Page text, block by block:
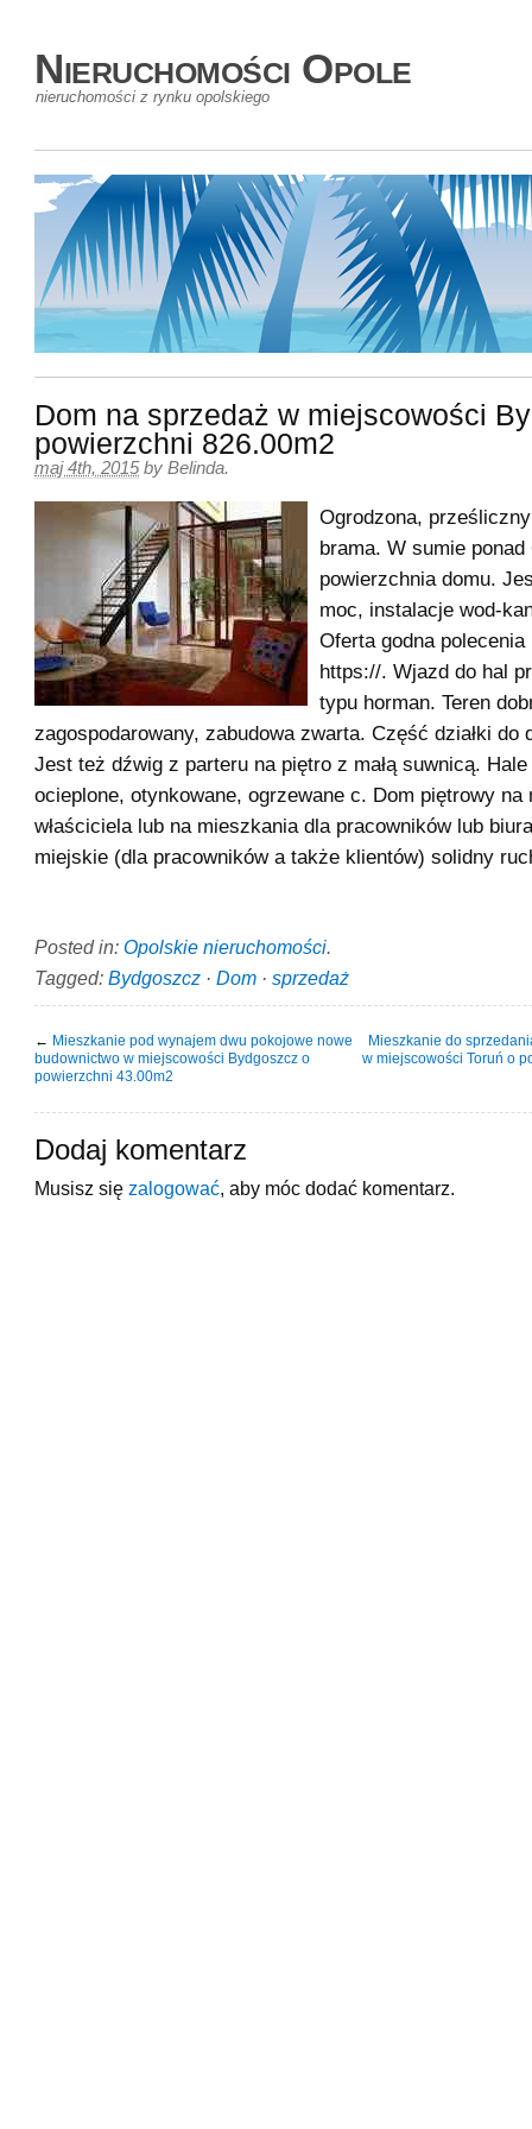
Nieruchomości Opole
nieruchomości z rynku opolskiego
Dom na sprzedaż w miejscowości
powierzchni 826.00m2
maj 4th, 2015 by Belinda.
Ogrodzona,
brama. W sumie ponad
powierzchnia domu.
moc, instalacje wod-
Oferta godna
https://. Wjazd do hal
typu horman. Teren
zagospodarowany, zabudowa zwarta. Część działki do
Jest też dźwig z parteru na piętro z małą suwnicą.
ocieplone, otynkowane, ogrzewane c. Dom piętrowy na
właściciela lub na mieszkania dla pracowników lub
miejskie (dla pracowników a także klientów) solidny
Posted in: Opolskie nieruchomości.
Tagged: Bydgoszcz · Dom · sprzedaż
← Mieszkanie pod wynajem dwu pokojowe nowe
budownictwo w miejscowości Bydgoszcz o
powierzchni 43.00m2
Mieszkanie do
w miejscowości Toruń o
Dodaj komentarz
Musisz się zalogować , aby móc dodać komentarz.